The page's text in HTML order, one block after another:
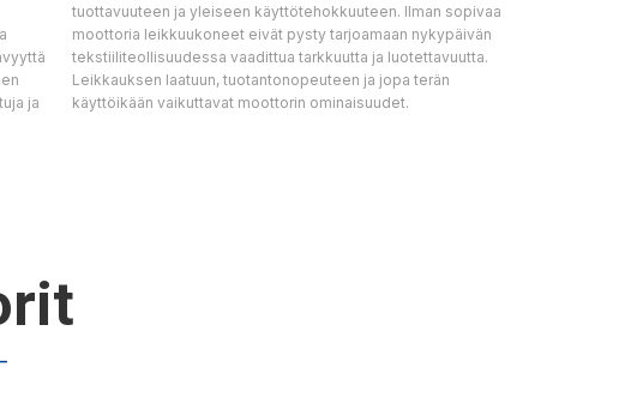
ja
tuottavuuteen ja yleiseen käyttötehokkuuteen. Ilman sopivaa
moottoria leikkuukoneet eivät pysty tarjoamaan nykypäivän
tekstiiliteollisuudessa vaadittua tarkkuutta ja luotettavuutta.
Leikkauksen laatuun, tuotantonopeuteen ja jopa terän
käyttöikään vaikuttavat moottorin ominaisuudet.